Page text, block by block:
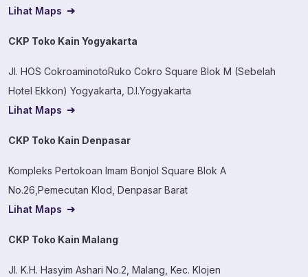
Lihat Maps
CKP Toko Kain Yogyakarta
Jl. HOS CokroaminotoRuko Cokro Square Blok M (Sebelah
Hotel Ekkon) Yogyakarta, D.I.Yogyakarta
Lihat Maps
CKP Toko Kain Denpasar
Kompleks Pertokoan Imam Bonjol Square Blok A
No.26,Pemecutan Klod, Denpasar Barat
Lihat Maps
CKP Toko Kain Malang
Jl. K.H. Hasyim Ashari No.2, Malang, Kec. Klojen